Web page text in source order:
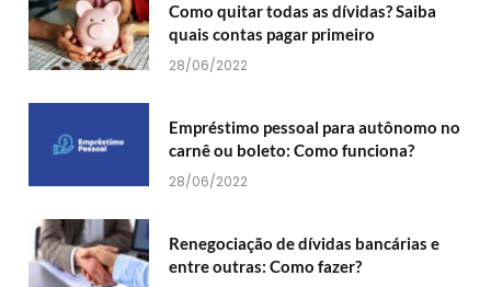
Como quitar todas as dívidas? Saiba
quais contas pagar primeiro
28/06/2022
Empréstimo pessoal para autônomo no
carnê ou boleto: Como funciona?
28/06/2022
Renegociação de dívidas bancárias e
entre outras: Como fazer?